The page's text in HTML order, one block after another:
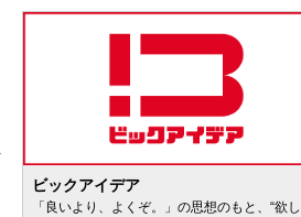
ビックアイデア
「良いより、よくぞ。」の思想のもと、“欲し